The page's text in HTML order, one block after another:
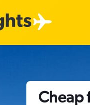
Cheap